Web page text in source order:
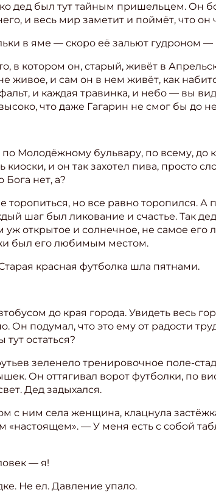
дед был тут тайным пришельцем. Он
и весь мир заметит и поймёт, что он
в яме — скоро её зальют гудроном —
в котором он, старый, живёт в
живое, и сам он в нем живёт, как
и каждая травинка, и небо — вы
что даже Гагарин не смог бы до
Молодёжному бульвару, по всему, до
и он так захотел пива, просто
Бога нет, а?
торопиться, но все равно торопился.
шаг был ликование и счастье. Так
открытое и солнечное, не самое его
был его любимым местом.
красная футболка шла пятнами.
до края города. Увидеть весь
Он подумал, что это ему от радости
тут остаться?
зеленело тренировочное поле-
Он оттягивал ворот футболки, по
Дед задыхался.
с ним села женщина, клацнула
«настоящем». — У меня есть с собой
— я!
Не ел. Давление упало.
журнал" в подарок!